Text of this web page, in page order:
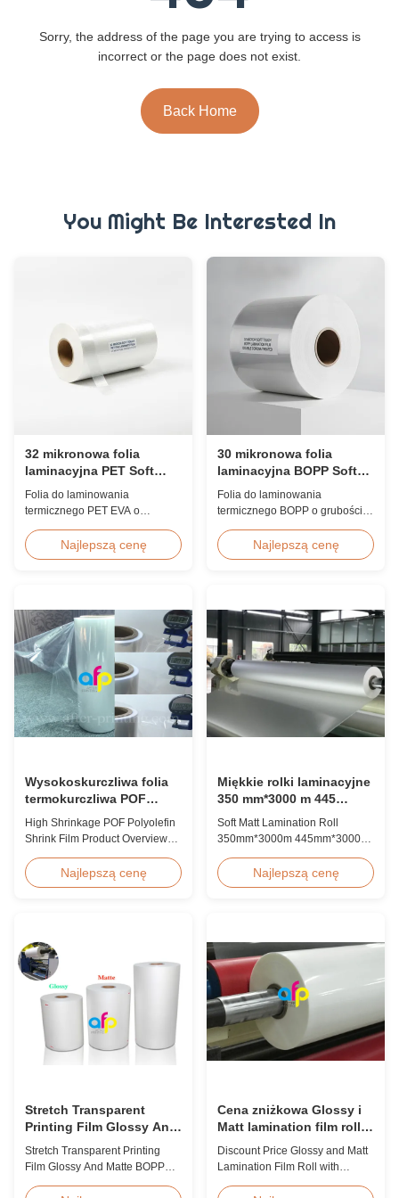
Sorry, the address of the page you are trying to access is
incorrect or the page does not exist.
Back Home
You Might Be Interested In
32 mikronowa folia
laminacyjna PET Soft
Touch odporna na
promieniowanie UV i
Folia do laminowania
termicznego PET EVA o
dwustronną obróbką koronową,
ochroną przed
do wysokiej jakości albumów
fotograficznych, ksiąg ślubnych i
luksusowych opakowań
wymagających wszechstronnej
ochrony.
Najlepszą cenę
30 mikronowa folia
laminacyjna BOPP Soft
Touch z podwójnym
traktowaniem koronowym
Folia do laminowania
termicznego BOPP o grubości
obróbką koronową (≥42 dyn),
aksamitnym wykończeniem,
wykończeń druku. Dostępna
niestandardowa szerokość i
długość.
Najlepszą cenę
Wysokoskurczliwa folia
termokurczliwa POF
poliolefinowa 12,5
mikrona 15 mikronów 19
High Shrinkage POF Polyolefin
Shrink Film Product Overview
Polyolefin Shrink Film available
in 12.5micron, 15micron,
Polyolefin POF Heat Shrink
Wrap Film Material: PP + PE
Shrinkage Ratio: Over 60% ...
Najlepszą cenę
Miękkie rolki laminacyjne
350 mm*3000 m 445
mm*3000 m Wielokrotna
wytłaczanie
Soft Matt Lamination Roll
350mm*3000m 445mm*3000m
Professional Glossy Matt Film
Lamination Roll Manufacturer
rolls, we have been producing
high-quality products since
2008. We utilize 8 ...
Najlepszą cenę
Stretch Transparent
Printing Film Glossy And
Matte BOPP EVA
Stretch Transparent Printing
Film Glossy And Matte BOPP
Cena zniżkowa Glossy i
Matt lamination film roll z
wysokiej jakości
Discount Price Glossy and Matt
Lamination Film Roll with